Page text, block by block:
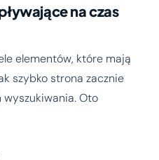
na czas
elementów, które mają
szybko strona zacznie
Oto